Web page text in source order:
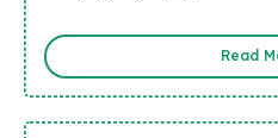
Read